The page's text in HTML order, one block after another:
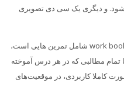
و دیگری یک سی دی تصویری
work book شامل تمرین‌‍ هایی است،
تمام مطالبی که در هر درس آموخته
کاملا کاربردی، در موقعیت‌های